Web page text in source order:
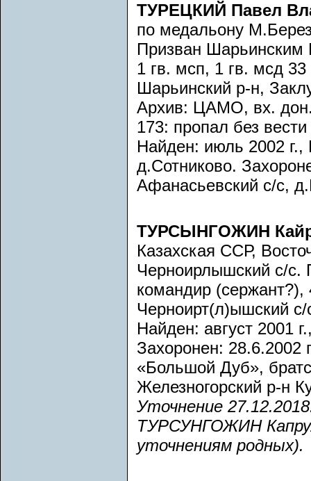
ТУРЕЦКИЙ Павел
по медальону
Призван Шарьинским
1 гв. мсп, 1 гв. мсд
Шарьинский р-н,
Архив: ЦАМО, вх. дон.
173: пропал без
Найден: июль 2002
д.Сотниково.
Афанасьевский с/с,
ТУРСЫНГОЖИН
Казахская ССР,
Черноирлышский с/
командир
Черноирт(л)ышский с/
Найден: август 2001
Захоронен: 28.6.2002
«Большой Дуб»,
Железногорский р-н
Уточнение
ТУРСУНГОЖИН
уточнениям родных).